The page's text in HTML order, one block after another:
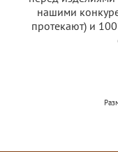
нашими
протекают) и